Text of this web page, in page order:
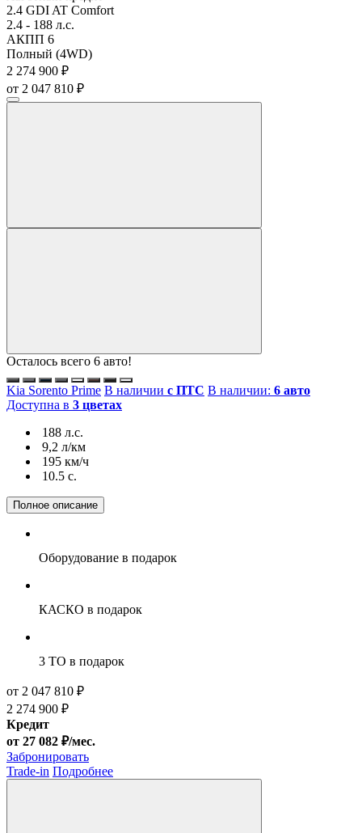
2.4 GDI AT Comfort
2.4 - 188 л.с.
АКПП 6
Полный (4WD)
2 274 900 ₽
от 2 047 810 ₽
Осталось всего 6 авто!
Kia Sorento Prime В наличии с ПТС В наличии: 6 авто
Доступна в 3 цветах
188 л.с.
9,2 л/км
195 км/ч
10.5 c.
Полное описание
Оборудование в подарок
КАСКО в подарок
3 ТО в подарок
от 2 047 810 ₽
2 274 900 ₽
Кредит
от 27 082 ₽/мес.
Забронировать
Trade-in Подробнее